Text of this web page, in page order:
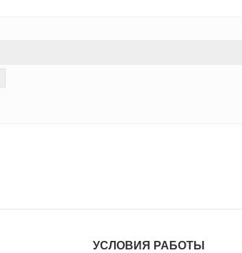
УСЛОВИЯ РАБОТЫ